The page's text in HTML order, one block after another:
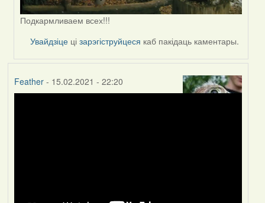
Подкармливаем всех!!!
Увайдзіце цізарэгіструйцеся каб пакідаць каментары.
Feather- 15.02.2021 - 22:20